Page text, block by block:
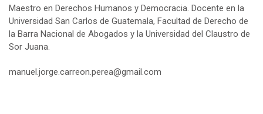
Maestro en Derechos Humanos y Democracia. Docente en la
Universidad San Carlos de Guatemala, Facultad de Derecho de
la Barra Nacional de Abogados y la Universidad del Claustro de
Sor Juana.
manuel.jorge.carreon.perea@gmail.com